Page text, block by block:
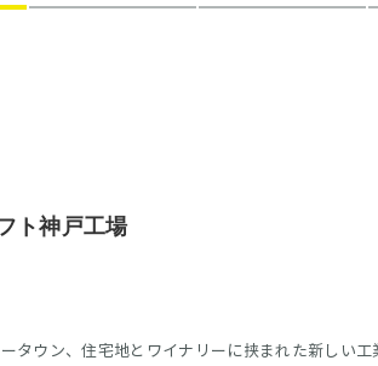
ト神戸工場
タウン、住宅地とワイナリーに挟まれた新しい